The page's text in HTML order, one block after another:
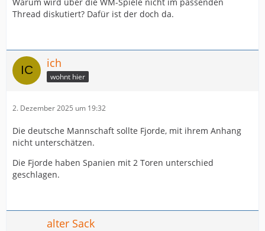
Thread diskutiert? Dafür ist der doch da.
ich
wohnt hier
2. Dezember 2025 um 19:32
Die deutsche Mannschaft sollte Fjorde, mit ihrem Anhang
nicht unterschätzen.
Die Fjorde haben Spanien mit 2 Toren unterschied
geschlagen.
alter Sack